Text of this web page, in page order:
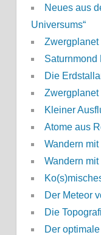
Neues aus
Universums“
Saturnmond
Die
Zwergplanet
Kleiner
Atome aus
Wandern
Wandern
Der Meteor
Die
Der